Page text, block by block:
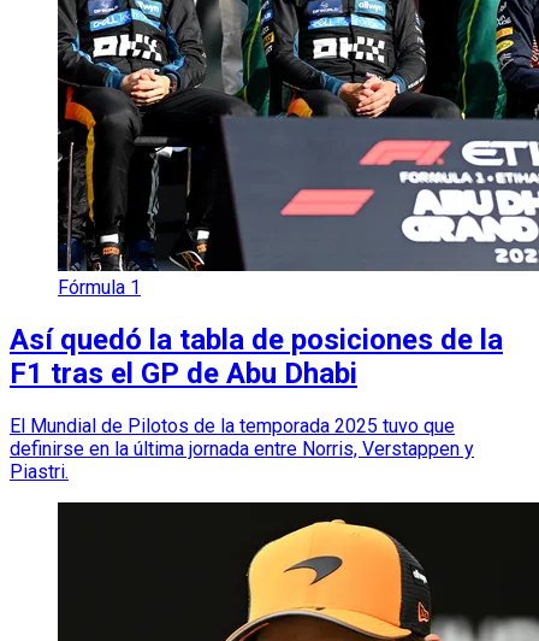
Fórmula 1
Así quedó la tabla de posiciones de la
F1 tras el GP de Abu Dhabi
El Mundial de Pilotos de la temporada 2025 tuvo que
definirse en la última jornada entre Norris, Verstappen y
Piastri.